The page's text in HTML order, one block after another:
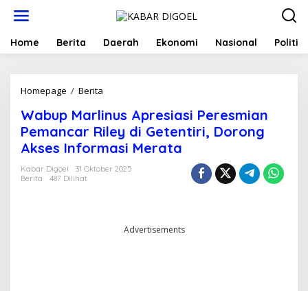
Home Berita Daerah Ekonomi Nasional Politik
Homepage / Berita
Apresiasi
Peresmian
Pemancar
Riley
Merata
Wabup Marlinus Apresiasi Peresmian
Pemancar Riley di Getentiri, Dorong
Akses Informasi Merata
Kabar Digoel
31 Oktober 2025
Berita
487 Dilihat
Advertisements